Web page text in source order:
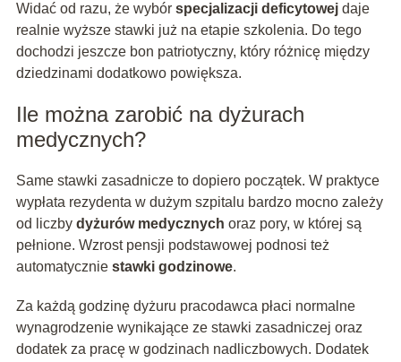
Widać od razu, że wybór specjalizacji deficytowejdaje
realnie wyższe stawki już na etapie szkolenia. Do tego
dochodzi jeszcze bon patriotyczny, który różnicę między
dziedzinami dodatkowo powiększa.
Ile można zarobić na dyżurach
medycznych?
Same stawki zasadnicze to dopiero początek. W praktyce
wypłata rezydenta w dużym szpitalu bardzo mocno zależy
od liczby dyżurów medycznych oraz pory, w której są
pełnione. Wzrost pensji podstawowej podnosi też
automatycznie stawki godzinowe.
Za każdą godzinę dyżuru pracodawca płaci normalne
wynagrodzenie wynikające ze stawki zasadniczej oraz
dodatek za pracę w godzinach nadliczbowych. Dodatek